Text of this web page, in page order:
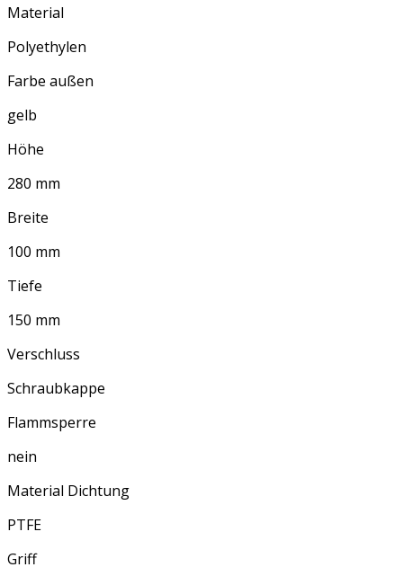
Material
Polyethylen
Farbe außen
gelb
Höhe
280 mm
Breite
100 mm
Tiefe
150 mm
Verschluss
Schraubkappe
Flammsperre
nein
Material Dichtung
PTFE
Griff